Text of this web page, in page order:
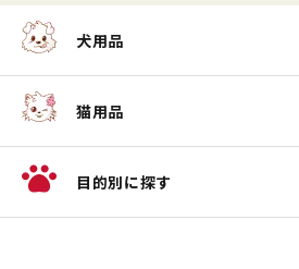
犬用品
猫用品
目的別に探す